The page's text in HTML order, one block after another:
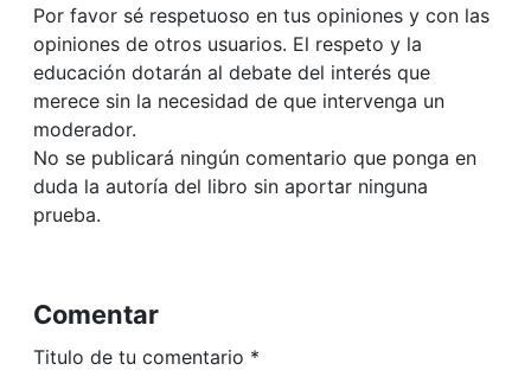
Por favor sé respetuoso en tus opiniones y con las
opiniones de otros usuarios. El respeto y la
educación dotarán al debate del interés que
merece sin la necesidad de que intervenga un
moderador.
No se publicará ningún comentario que ponga en
duda la autoría del libro sin aportar ninguna
prueba.
Comentar
Titulo de tu comentario *